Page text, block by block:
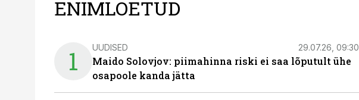
ENIMLOETUD
1 UUDISED 29.07.26, 09:30
Maido Solovjov: piimahinna riski ei saa lõputult ühe
osapoole kanda jätta